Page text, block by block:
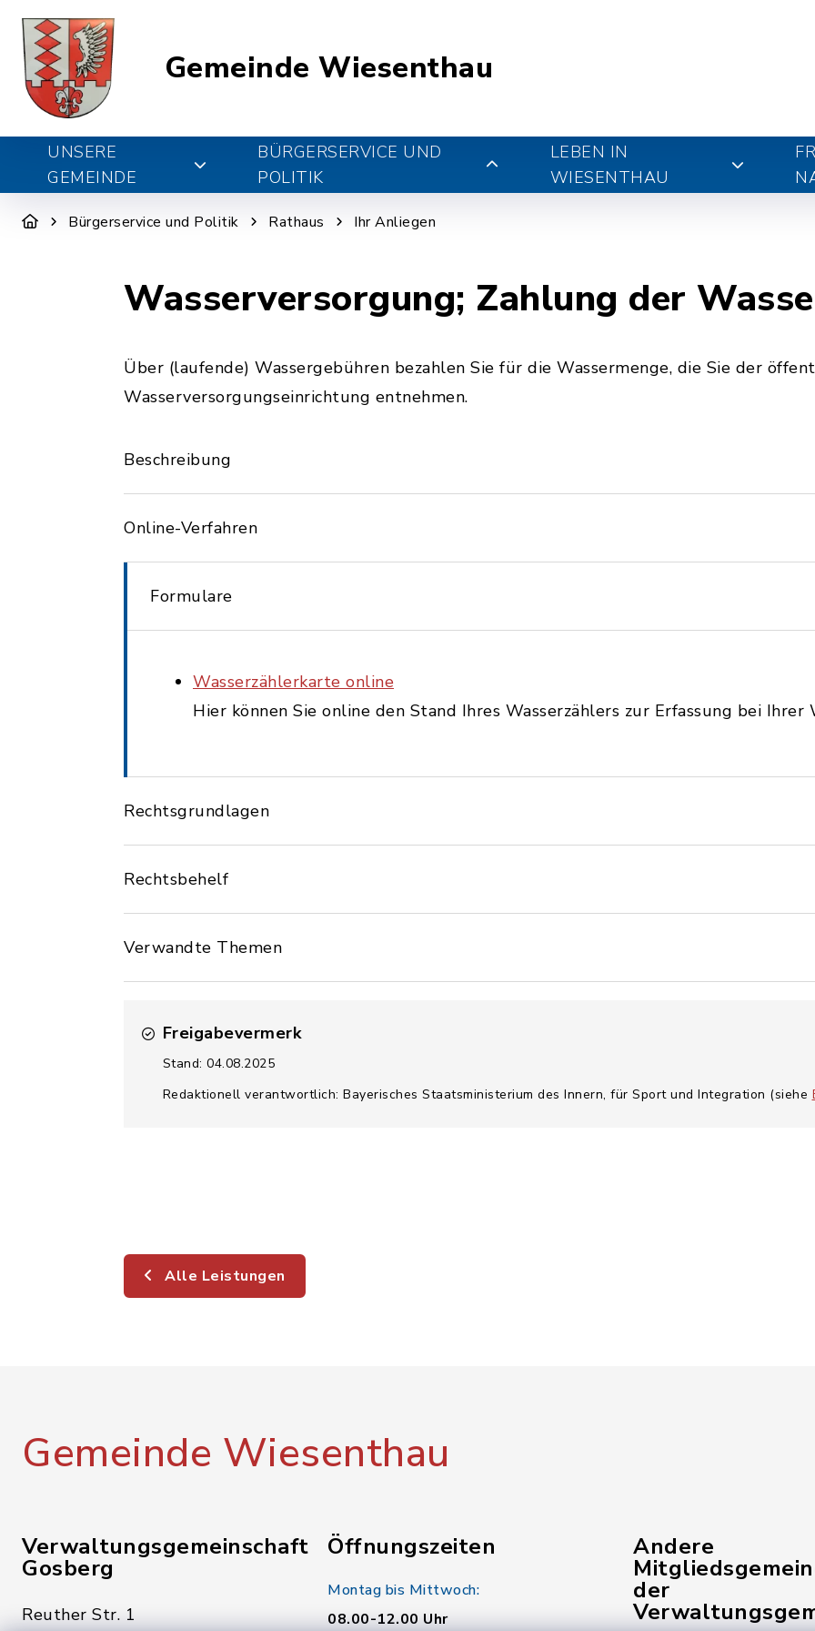
Gemeinde Wiesenthau
UNSERE
GEMEINDE
BÜRGERSERVICE UND
POLITIK
LEBEN IN
WIESENTHAU
Bürgerservice und Politik Rathaus Ihr Anliegen
Wasserversorgung; Zahlung der
Über (laufende) Wassergebühren bezahlen Sie für die Wassermenge, die Sie der
Wasserversorgungseinrichtung entnehmen.
Beschreibung
Online-Verfahren
Formulare
Wasserzählerkarte online
Hier können Sie online den Stand Ihres Wasserzählers zur Erfassung bei Ihrer
Rechtsgrundlagen
Rechtsbehelf
Verwandte Themen
Freigabevermerk
Stand: 04.08.2025
Redaktionell verantwortlich: Bayerisches Staatsministerium des Innern, für Sport und Integration (siehe
Alle Leistungen
Gemeinde Wiesenthau
Verwaltungsgemeinschaft
Gosberg
Reuther Str. 1
Öffnungszeiten
Montag bis Mittwoch:
08.00-12.00 Uhr
Andere
der